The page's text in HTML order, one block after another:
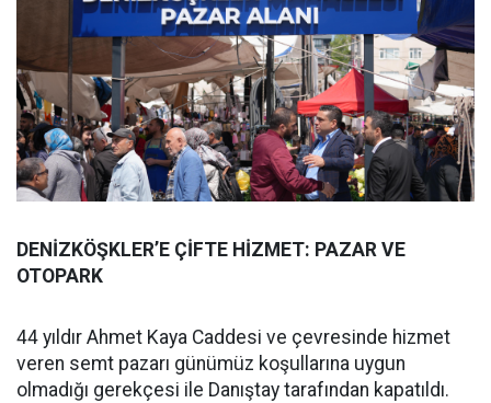
DENİZKÖŞKLER’E ÇİFTE HİZMET: PAZAR VE
OTOPARK
44 yıldır Ahmet Kaya Caddesi ve çevresinde hizmet
veren semt pazarı günümüz koşullarına uygun
olmadığı gerekçesi ile Danıştay tarafından kapatıldı.